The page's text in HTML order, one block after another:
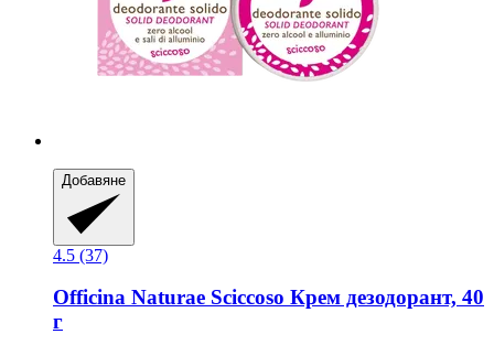
Добавяне
4.5 (37)
Officina Naturae Sciccoso Крем дезодорант, 40
г